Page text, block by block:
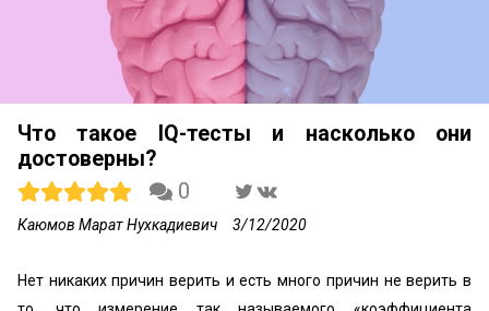
Что такое IQ-тесты и насколько они
достоверны?
0
Каюмов Марат Нухкадиевич 3/12/2020
Нет никаких причин верить и есть много причин не верить в